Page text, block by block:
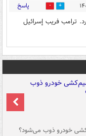
0 پاسخ
ترامب فريب إسرائيل
خودرو ذوب می‌شود؟